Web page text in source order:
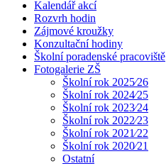
Kalendář akcí
Rozvrh hodin
Zájmové kroužky
Konzultační hodiny
Školní poradenské pracoviště
Fotogalerie ZŠ
Školní rok 2025⁄26
Školní rok 2024⁄25
Školní rok 2023⁄24
Školní rok 2022⁄23
Školní rok 2021⁄22
Školní rok 2020⁄21
Ostatní